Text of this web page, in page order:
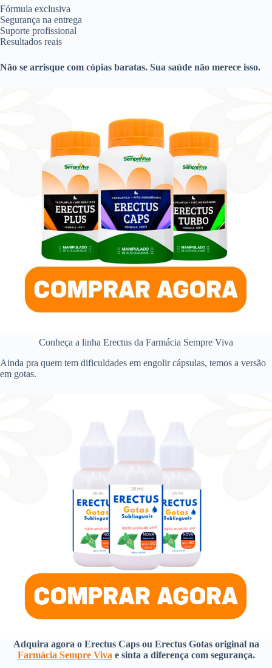
Fórmula exclusiva
Segurança na entrega
Suporte profissional
Resultados reais
Não se arrisque com cópias baratas. Sua saúde não merece isso.
Conheça a linha Erectus da Farmácia Sempre Viva
Ainda pra quem tem dificuldades em engolir cápsulas, temos a versão
em gotas.
Adquira agora o Erectus Caps ou Erectus Gotas original na
Farmácia Sempre Viva e sinta a diferença com segurança.